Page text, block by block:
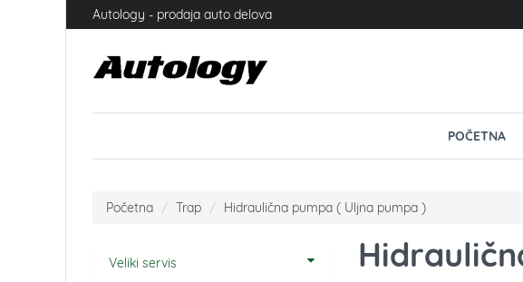
Autology - prodaja auto delova
POČETNA
Početna Trap Hidraulična pumpa ( Uljna pumpa )
Veliki servis